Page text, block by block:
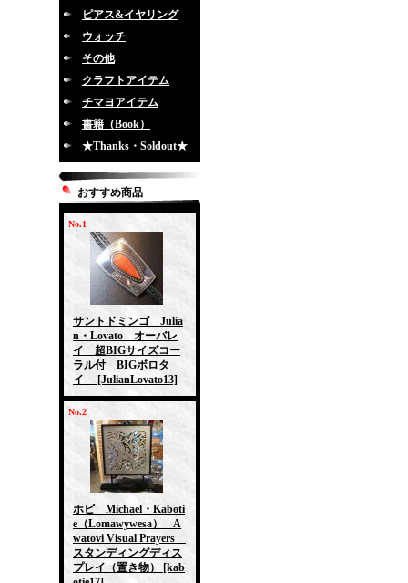
ピアス&イヤリング
ウォッチ
その他
クラフトアイテム
チマヨアイテム
書籍（Book）
★Thanks・Soldout★
おすすめ商品
No.1
サントドミンゴ Julia
n・Lovato オーバレ
イ 超BIGサイズコー
ラル付 BIGボロタ
イ
[JulianLovato13]
No.2
ホピ Michael・Kaboti
e（Lomawywesa） A
watovi Visual Prayers
スタンディングディス
プレイ（置き物）
[kab